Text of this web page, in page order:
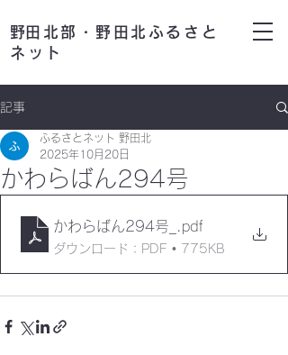
​野田北部・野田北ふるさと
ネット
記事
かわらばん294号
ふるさとネット 野田北
2025年10月20日
かわらばん294号_ .pdf
ダウンロード：PDF • 775KB